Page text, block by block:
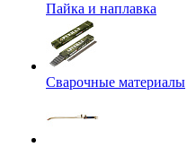
Пайка и наплавка
Сварочные материалы